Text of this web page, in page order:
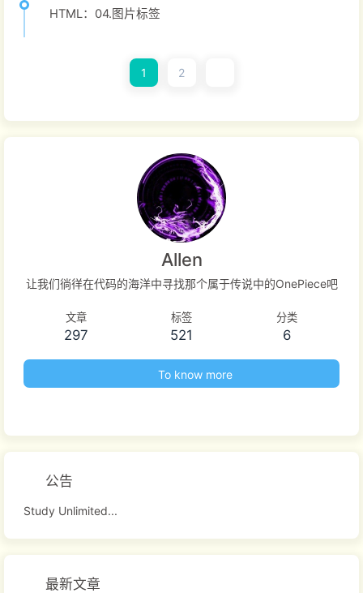
HTML：04.图片标签
1 2
Allen
让我们徜徉在代码的海洋中寻找那个属于传说中的OnePiece吧
文章
297
标签
521
分类
6
To know more
公告
Study Unlimited...
最新文章